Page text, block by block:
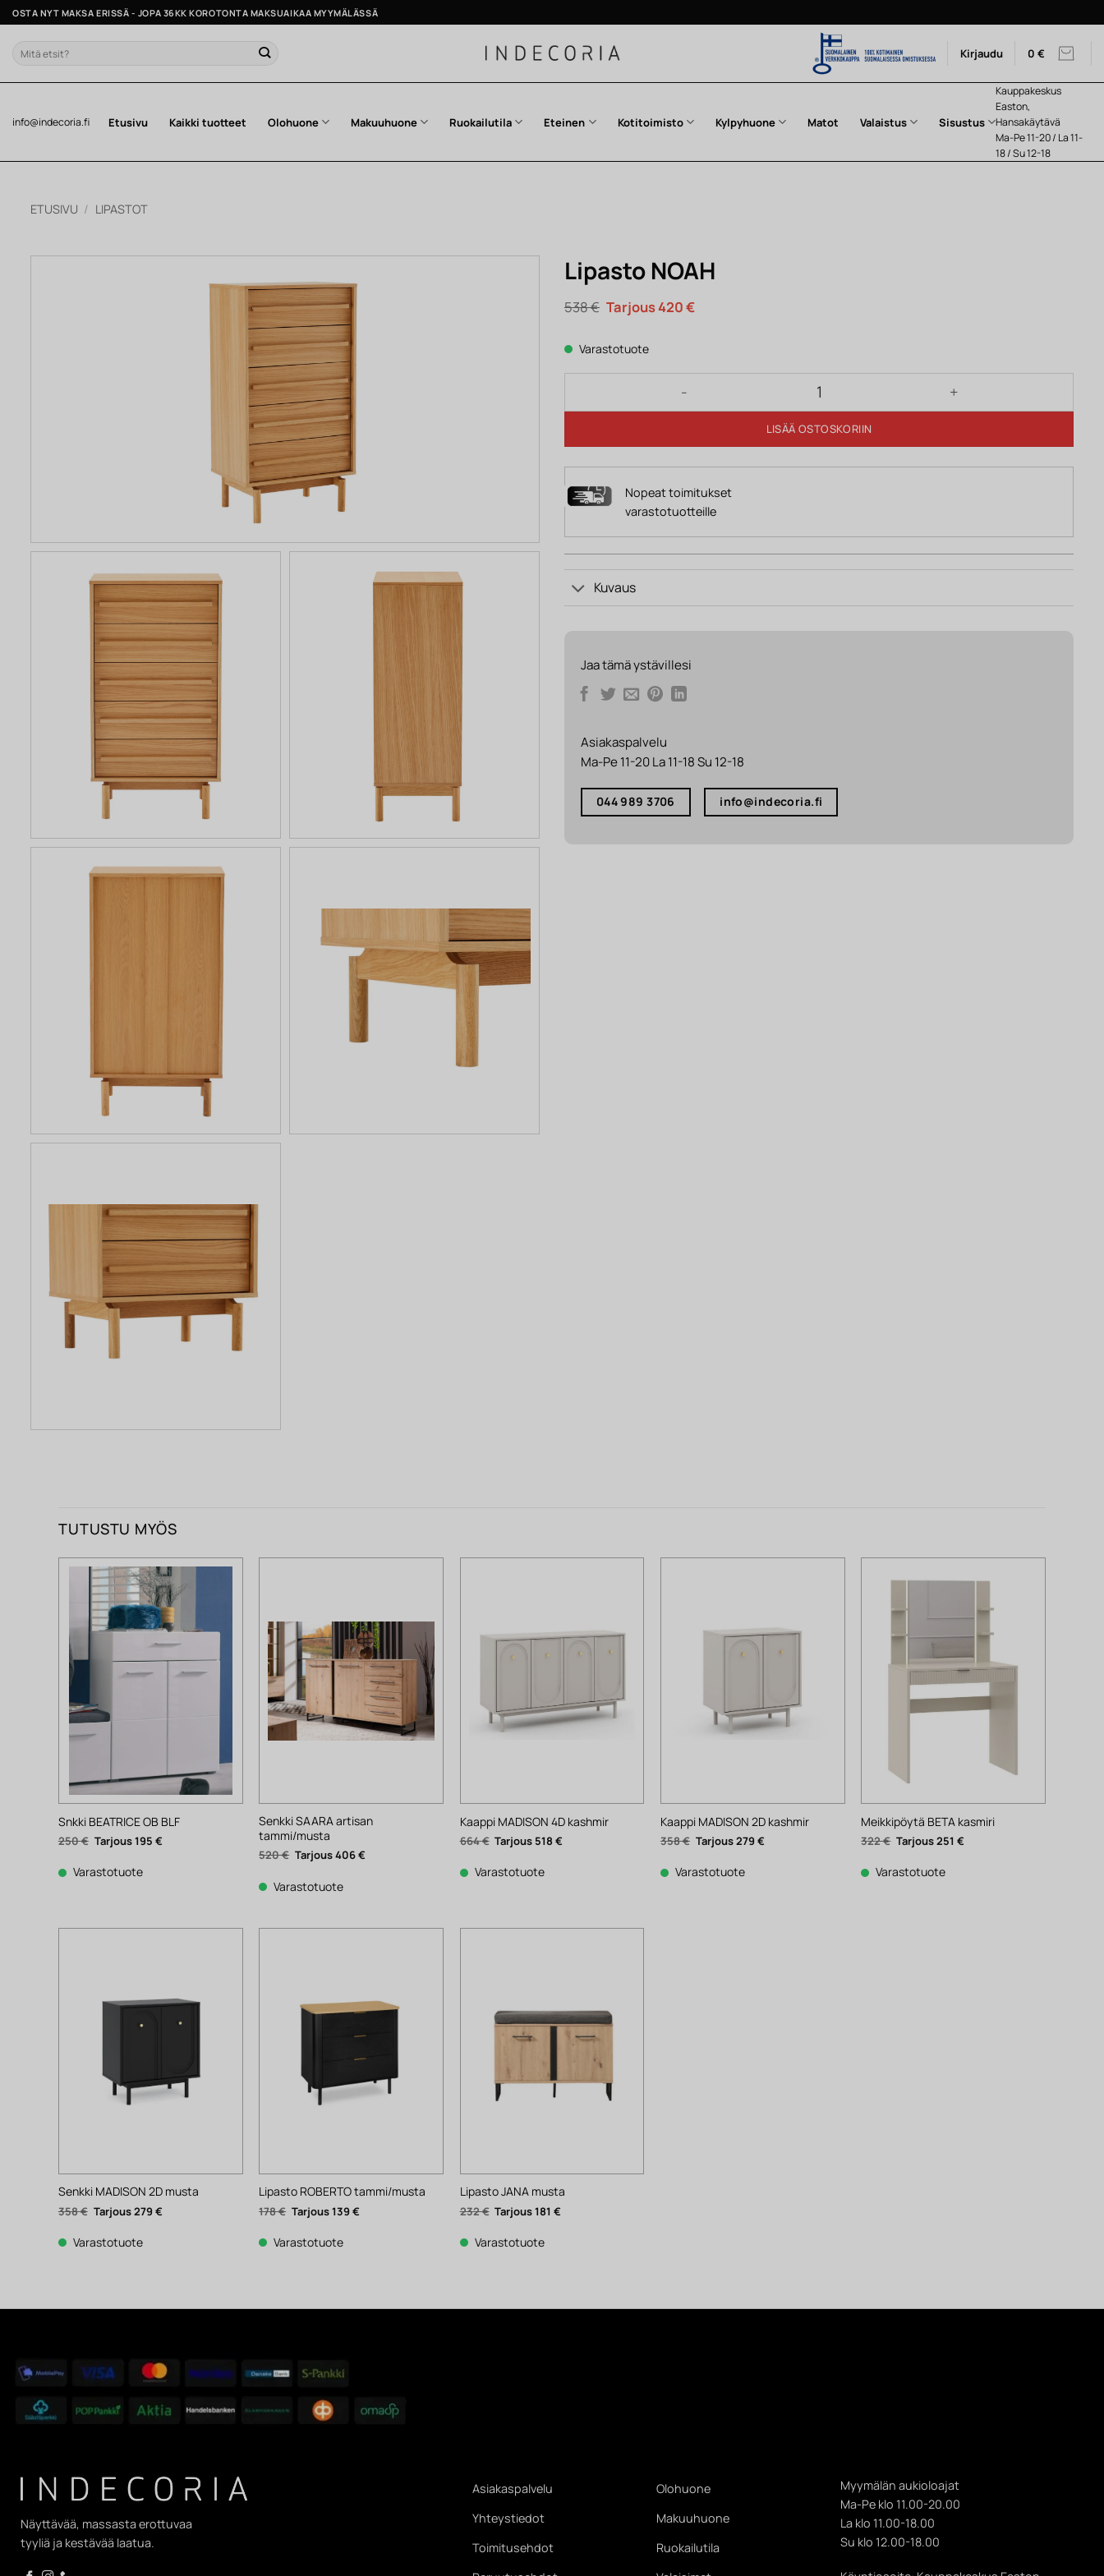
Skip
to
content
OSTA NYT MAKSA ERISSÄ - JOPA 36KK KOROTONTA MAKSUAIKAA MYYMÄLÄSSÄ
Etsi: Kirjaudu 0 €
info@indecoria.fi Etusivu Kaikki tuotteet Olohuone Makuuhuone Ruokailutila Eteinen Kotitoimisto Kylpyhuone Matot Valaistus Sisustus
Kauppakeskus
Easton,
Hansakäytävä
Ma-Pe 11-20 / La 11-
18 / Su 12-18
ETUSIVU / LIPASTOT
Lipasto NOAH
538€ Alkuperäinen
hinta
538 €.
420€Nykyinen
Varastotuote
LISÄÄ OSTOSKORIIN
Nopeat toimitukset
varastotuotteille
Kuvaus
Jaa tämä ystävillesi
Asiakaspalvelu
Ma-Pe 11-20 La 11-18 Su 12-18
044 989 3706 info@indecoria.fi
TUTUSTU MYÖS
Snkki BEATRICE OB BLF
250€ Alkuperäinen
hinta
250 €.
195 €Nykyinen
hinta
Varastotuote
Senkki SAARA artisan
tammi/musta
520€ Alkuperäinen
hinta
520 €.
406€
Varastotuote
Kaappi MADISON 4D kashmir
664€ Alkuperäinen
hinta
664 €.
518€
Varastotuote
Kaappi MADISON 2D kashmir
358€ Alkuperäinen
hinta
358 €.
279€Nykyinen
hinta
Varastotuote
Meikkipöytä BETA kasmiri
322€ Alkuperäinen
hinta
322 €.
251€
Varastotuote
Senkki MADISON 2D musta
358€ Alkuperäinen
hinta
358 €.
279€Nykyinen
hinta
Varastotuote
Lipasto ROBERTO tammi/musta
178€ Alkuperäinen
hinta
178 €.
139€
Varastotuote
Lipasto JANA musta
232€ Alkuperäinen
hinta
232 €.
181€
Varastotuote
Näyttävää, massasta erottuvaa
tyyliä ja kestävää laatua.
Asiakaspalvelu
Yhteystiedot
Toimitusehdot
Olohuone
Makuuhuone
Ruokailutila
Myymälän aukioloajat
Ma-Pe klo 11.00-20.00
La klo 11.00-18.00
Su klo 12.00-18.00